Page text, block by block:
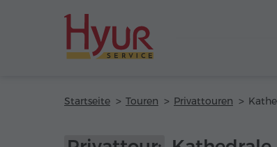
Startseite Touren Privattouren